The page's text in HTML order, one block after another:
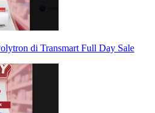
di Transmart Full Day Sale